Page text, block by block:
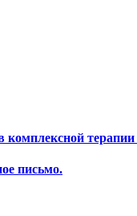
терапии
письмо.